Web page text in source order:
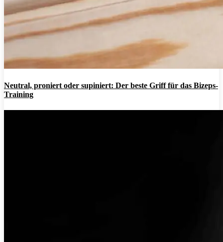
Neutral, proniert oder supiniert: Der beste Griff für das Bizeps-
Training